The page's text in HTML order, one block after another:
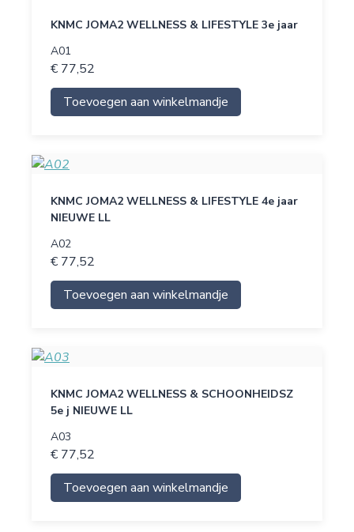
KNMC JOMA2 WELLNESS & LIFESTYLE 3e jaar
A01
€ 77,52
Toevoegen aan winkelmandje
KNMC JOMA2 WELLNESS & LIFESTYLE 4e jaar
NIEUWE LL
A02
€ 77,52
Toevoegen aan winkelmandje
KNMC JOMA2 WELLNESS & SCHOONHEIDSZ
5e j NIEUWE LL
A03
€ 77,52
Toevoegen aan winkelmandje